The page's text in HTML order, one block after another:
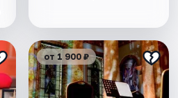
от 1 900 ₽